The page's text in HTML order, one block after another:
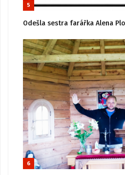
5
Odešla sestra farářka Alena
6